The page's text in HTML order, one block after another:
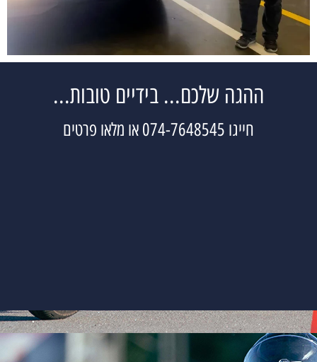
ההגה שלכם... בידיים טובות...
חייגו 074-7648545 או מלאו פרטים